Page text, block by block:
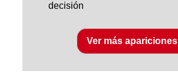
decisión
Ver más apariciones